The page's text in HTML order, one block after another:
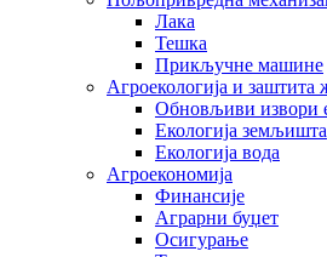
Лака
Тешка
Прикључне машине
Агроекологија и заштита
Обновљиви извори
Екологија земљишта
Екологија вода
Агроекономија
Финансије
Аграрни буџет
Осигурање